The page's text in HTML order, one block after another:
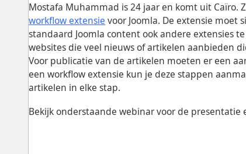
Mostafa Muhammad is 24 jaar en komt uit Caïro.
workflow extensie voor Joomla. De extensie
standaard Joomla content ook andere extensies
websites die veel nieuws of artikelen aanbieden
Voor publicatie van de artikelen moeten er een
een workflow extensie kun je deze stappen
artikelen in elke stap.
Bekijk onderstaande webinar voor de